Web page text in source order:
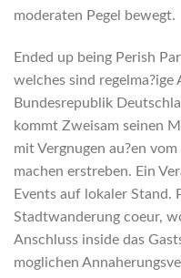
moderaten Pegel bewegt.
Ended up being Perish
welches sind
Bundesrepublik
kommt Zweisam seinen
mit Vergnugen au?en
machen erstreben. Ein
Events auf lokaler Stand.
Stadtwanderung coeur,
Anschluss inside das
moglichen